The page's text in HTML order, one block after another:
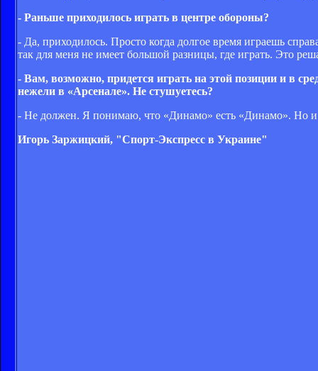
- Раньше приходилось играть в центре обороны?
- Да, приходилось. Просто когда долгое время играешь
так для меня не имеет большой разницы, где играть. Это
- Вам, возможно, придется играть на этой позиции и в
нежели в «Арсенале». Не стушуетесь?
- Не должен. Я понимаю, что «Динамо» есть «Динамо». Но
Игорь Заржицкий, "Спорт-Экспресс в Украине"